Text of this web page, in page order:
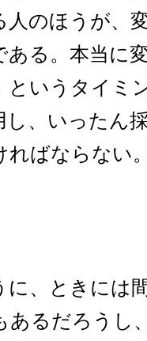
人のほうが、
る。本当に
というタイミ
、いったん
ればならない
に、ときには
あるだろうし